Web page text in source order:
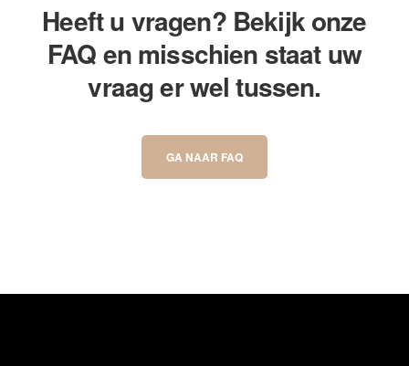
Heeft u vragen? Bekijk onze
FAQ en misschien staat uw
vraag er wel tussen.
GA NAAR FAQ